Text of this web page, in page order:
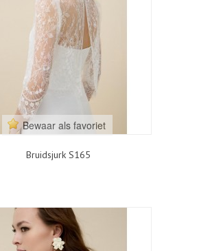
Bruidsjurk S165
Bewaar als favoriet